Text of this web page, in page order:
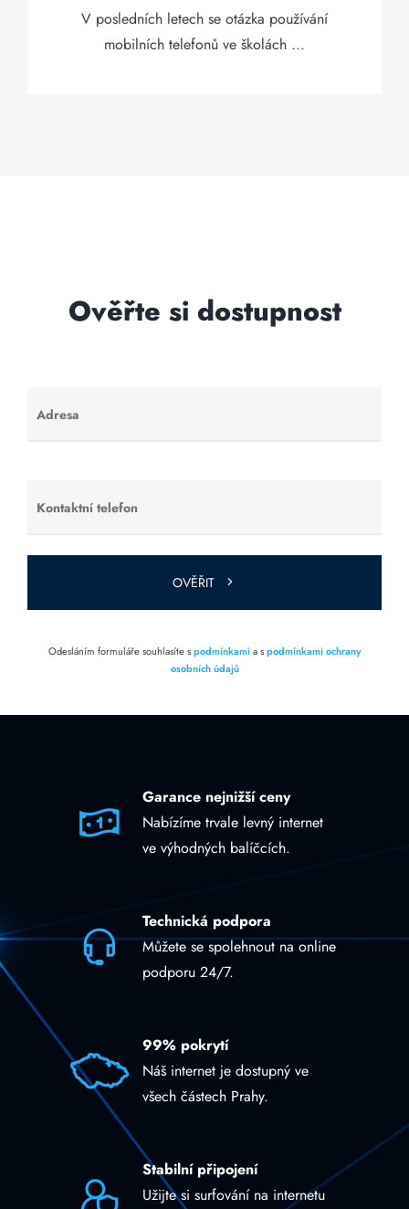
V posledních letech se otázka používání
mobilních telefonů ve školách ...
Ověřte si dostupnost
Adresa
Ponechte
toto pole
Kontaktní telefon
Ponechte
toto pole
prázdné.
OVĚŘIT
Odesláním formuláře souhlasíte spodmínkamia spodmínkami ochrany
osobních údajů
Garance nejnižší ceny
Nabízíme trvale levný internet
ve výhodných balíčcích.
Technická podpora
Můžete se spolehnout na online
podporu 24/7.
99% pokrytí
Náš internet je dostupný ve
všech částech Prahy.
Stabilní připojení
Užijte si surfování na internetu